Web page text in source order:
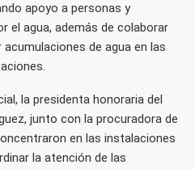
apoyo a personas y
el agua, además de colaborar
de agua en las
la presidenta honoraria del
junto con la procuradora de
en las instalaciones
la atención de las